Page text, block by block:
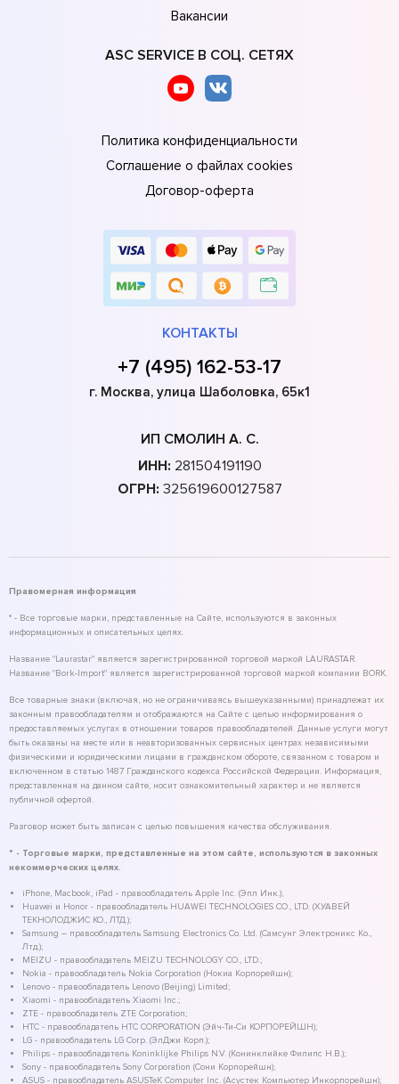
Вакансии
ASC SERVICE В СОЦ. СЕТЯХ
Политика конфиденциальности
Соглашение о файлах cookies
Договор-оферта
КОНТАКТЫ
+7 (495) 162-53-17
г. Москва, улица Шаболовка, 65к1
ИП СМОЛИН А. С.
ИНН: 281504191190
ОГРН: 325619600127587
Правомерная информация
* - Все торговые марки, представленные на Сайте, используются в законных
информационных и описательных целях.
Название "Laurastar" является зарегистрированной торговой маркой LAURASTAR.
Название "Bork-Import" является зарегистрированной торговой маркой компании BORK.
Все товарные знаки (включая, но не ограничиваясь вышеуказанными) принадлежат их
законным правообладателям и отображаются на Сайте с целью информирования о
предоставляемых услугах в отношении товаров правообладателей. Данные услуги могут
быть оказаны на месте или в неавторизованных сервисных центрах независимыми
физическими и юридическими лицами в гражданском обороте, связанном с товаром и
включенном в статью 1487 Гражданского кодекса Российской Федерации. Информация,
представленная на данном сайте, носит ознакомительный характер и не является
публичной офертой.
Разговор может быть записан с целью повышения качества обслуживания.
* - Торговые марки, представленные на этом сайте, используются в законных
некоммерческих целях.
iPhone, Macbook, iPad - правообладатель Apple Inc. (Эпл Инк.);
Huawei и Honor - правообладатель HUAWEI TECHNOLOGIES CO., LTD. (ХУАВЕЙ
ТЕКНОЛОДЖИС КО., ЛТД.);
Samsung – правообладатель Samsung Electronics Co. Ltd. (Самсунг Электроникс Ко.,
Лтд.);
MEIZU - правообладатель MEIZU TECHNOLOGY CO., LTD.;
Nokia - правообладатель Nokia Corporation (Нокиа Корпорейшн);
Lenovo - правообладатель Lenovo (Beijing) Limited;
Xiaomi - правообладатель Xiaomi Inc.;
ZTE - правообладатель ZTE Corporation;
HTC - правообладатель HTC CORPORATION (Эйч-Ти-Си КОРПОРЕЙШН);
LG - правообладатель LG Corp. (ЭлДжи Корп.);
Philips - правообладатель Koninklijke Philips N.V. (Конинклийке Филипс Н.В.);
Sony - правообладатель Sony Corporation (Сони Корпорейшн);
ASUS - правообладатель ASUSTeK Computer Inc. (Асустек Компьютер Инкорпорейшн);